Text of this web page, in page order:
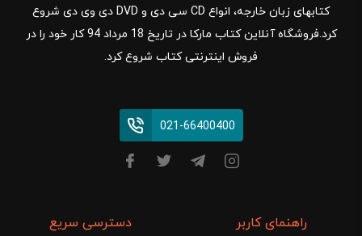
کتابهای زبان خارجه، انواع CD سی دی و DVD دی وی دی شروع
کرد.فروشگاه آنلاین کتاب مارکا در تاریخ 18 مرداد 94 کار خود را در
فروش اینترنتی کتاب شروع کرد.
021-66400400
راهنمای کاربر دسترسی سریع